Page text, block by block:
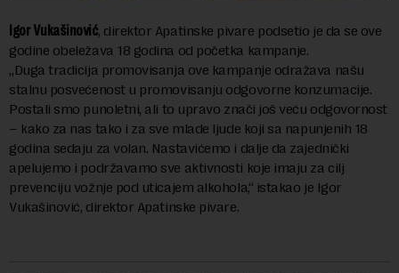
Igor Vukašinović, direktor Apatinske pivare podsetio je da se ove
godine obeležava 18 godina od početka kampanje.
„Duga tradicija promovisanja ove kampanje odražava našu
stalnu posvećenost u promovisanju odgovorne konzumacije.
Postali smo punoletni, ali to upravo znači još veću odgovornost
– kako za nas tako i za sve mlade ljude koji sa napunjenih 18
godina sedaju za volan. Nastavićemo i dalje da zajednički
apelujemo i podržavamo sve aktivnosti koje imaju za cilj
prevenciju vožnje pod uticajem alkohola,“ istakao je Igor
Vukašinović, direktor Apatinske pivare.